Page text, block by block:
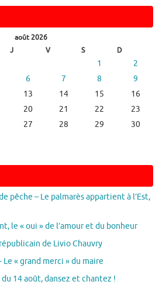
août 2026
J V S D
1
2
6 7 8
9
13 14 15
16
20 21 22
23
27 28 29
30
pêche – Le palmarès appartient à l’Est,
le « oui » de l’amour et du bonheur
de Livio Chauvry
« grand merci » du maire
14 août, dansez et chantez !